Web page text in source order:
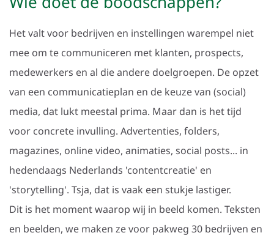
Het valt voor bedrijven en instellingen warempel niet
mee om te communiceren met klanten, prospects,
medewerkers en al die andere doelgroepen. De opzet
van een communicatieplan en de keuze van (social)
media, dat lukt meestal prima. Maar dan is het tijd
voor concrete invulling. Advertenties, folders,
magazines, online video, animaties, social posts... in
hedendaags Nederlands 'contentcreatie' en
'storytelling'. Tsja, dat is vaak een stukje lastiger.
Dit is het moment waarop wij in beeld komen. Teksten
en beelden, we maken ze voor pakweg 30 bedrijven en